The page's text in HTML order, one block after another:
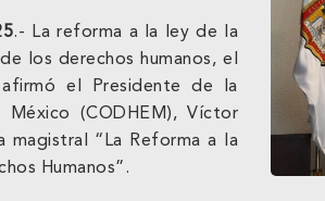
.- La reforma a la ley de la
los derechos humanos, el
el Presidente de la
(CODHEM), Víctor
“La Reforma a la
Humanos”.